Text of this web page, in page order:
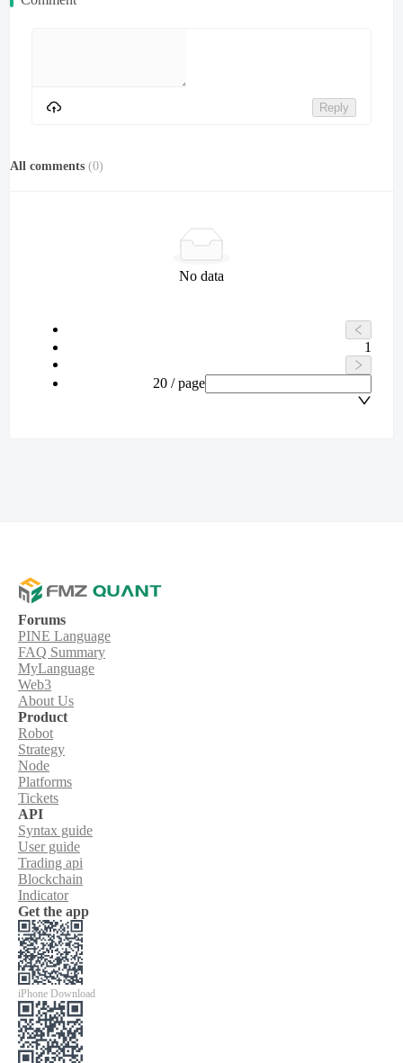
Reply
All comments (0)
No data
1
20 / page
Forums
PINE Language
FAQ Summary
MyLanguage
Web3
About Us
Product
Robot
Strategy
Node
Platforms
Tickets
API
Syntax guide
User guide
Trading api
Blockchain
Indicator
Get the app
iPhone Download